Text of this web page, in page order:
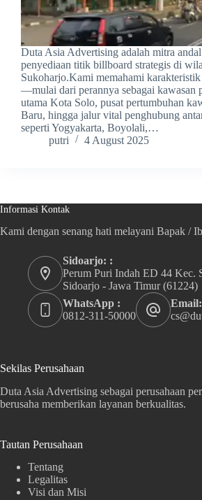
Duta Asia Advertising adalah mitra
penyediaan titik billboard strategis di
Sukoharjo.Kami memahami
—mulai dari perannya sebagai kawasan
utama Kota Solo, pusat pertumbuhan
Baru, hingga jalur vital penghubung
seperti Yogyakarta, Boyolali,…
putri
4 August 2025
Informasi Kontak
Kami dengan senang hati melayani Bapak /
Sidoarjo: :
Perum Puri Indah ED 44 Kec.
Sidoarjo - Jawa Timur (61224)
WhatsApp :
0812-311-50000
Email:
Sekilas Perusahaan
Duta Asia Advertising sebagai perusahaan
berusaha memberikan layanan berkualitas.
Tautan Perusahaan
Tentang
Legalitas
Visi dan Misi